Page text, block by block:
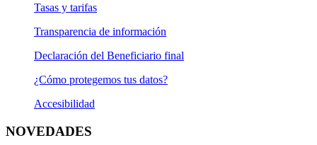
Tasas y tarifas
Transparencia de información
Declaración del Beneficiario final
¿Cómo protegemos tus datos?
Accesibilidad
NOVEDADES